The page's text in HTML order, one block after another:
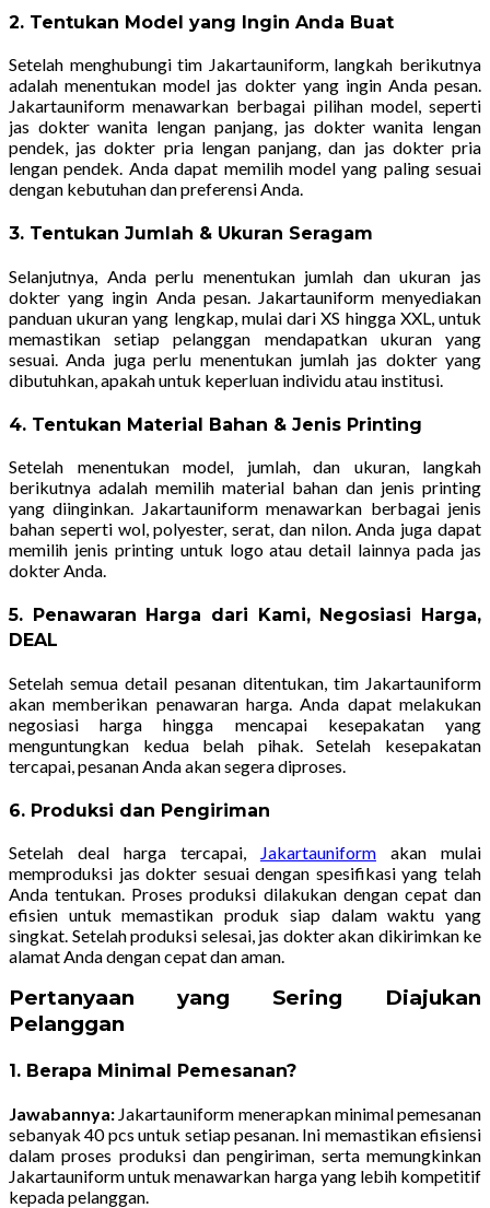
2. Tentukan Model yang Ingin Anda Buat
Setelah menghubungi tim Jakartauniform, langkah berikutnya
adalah menentukan model jas dokter yang ingin Anda pesan.
Jakartauniform menawarkan berbagai pilihan model, seperti
jas dokter wanita lengan panjang, jas dokter wanita lengan
pendek, jas dokter pria lengan panjang, dan jas dokter pria
lengan pendek. Anda dapat memilih model yang paling sesuai
dengan kebutuhan dan preferensi Anda.
3. Tentukan Jumlah & Ukuran Seragam
Selanjutnya, Anda perlu menentukan jumlah dan ukuran jas
dokter yang ingin Anda pesan. Jakartauniform menyediakan
panduan ukuran yang lengkap, mulai dari XS hingga XXL, untuk
memastikan setiap pelanggan mendapatkan ukuran yang
sesuai. Anda juga perlu menentukan jumlah jas dokter yang
dibutuhkan, apakah untuk keperluan individu atau institusi.
4. Tentukan Material Bahan & Jenis Printing
Setelah menentukan model, jumlah, dan ukuran, langkah
berikutnya adalah memilih material bahan dan jenis printing
yang diinginkan. Jakartauniform menawarkan berbagai jenis
bahan seperti wol, polyester, serat, dan nilon. Anda juga dapat
memilih jenis printing untuk logo atau detail lainnya pada jas
dokter Anda.
5. Penawaran Harga dari Kami, Negosiasi Harga,
DEAL
Setelah semua detail pesanan ditentukan, tim Jakartauniform
akan memberikan penawaran harga. Anda dapat melakukan
negosiasi harga hingga mencapai kesepakatan yang
menguntungkan kedua belah pihak. Setelah kesepakatan
tercapai, pesanan Anda akan segera diproses.
6. Produksi dan Pengiriman
Setelah deal harga tercapai, Jakartauniform akan mulai
memproduksi jas dokter sesuai dengan spesifikasi yang telah
Anda tentukan. Proses produksi dilakukan dengan cepat dan
efisien untuk memastikan produk siap dalam waktu yang
singkat. Setelah produksi selesai, jas dokter akan dikirimkan ke
alamat Anda dengan cepat dan aman.
Pertanyaan yang Sering Diajukan
Pelanggan
1. Berapa Minimal Pemesanan?
Jawabannya: Jakartauniform menerapkan minimal pemesanan
sebanyak 40 pcs untuk setiap pesanan. Ini memastikan efisiensi
dalam proses produksi dan pengiriman, serta memungkinkan
Jakartauniform untuk menawarkan harga yang lebih kompetitif
kepada pelanggan.